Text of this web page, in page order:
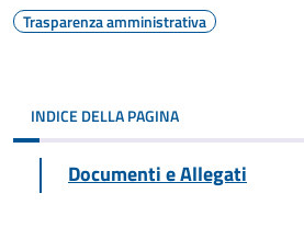
Trasparenza amministrativa
INDICE DELLA PAGINA
Documenti e Allegati